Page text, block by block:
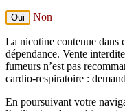
Oui Non
La nicotine contenue dans
dépendance. Vente
fumeurs n’est pas
cardio-respiratoire :
En poursuivant votre